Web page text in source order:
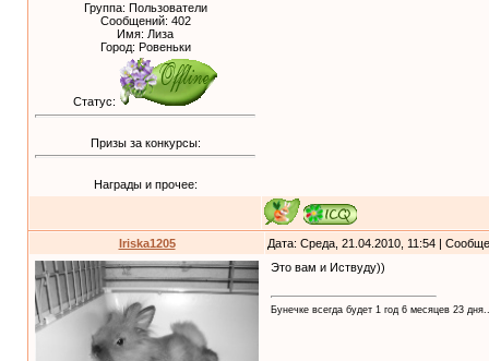
Группа: Пользователи
Сообщений: 402
Имя: Лиза
Город: Ровеньки
Статус:
Призы за конкурсы:
Награды и прочее:
Iriska1205 Дата: Среда, 21.04.2010, 11:54 |
Это вам и Иствуду))
Бунечке всегда будет 1 год 6 месяцев 23